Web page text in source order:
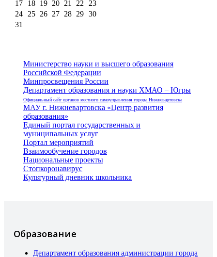
17
18 19 20 21 22
23
24
25 26 27 28 29 30
31
Министерство науки и высшего образования
Российской Федерации
Минпросвещения России
Департамент образования и науки ХМАО – Югры
Официальный сайт органов местного самоуправления города Нижневартовска
МАУ г. Нижневартовска «Центр развития
образования»
Единый портал государственных и
муниципальных услуг
Портал мероприятий
Взаимообучение городов
Национальные проекты
Стопкоронавирус
Культурный дневник школьника
Образование
Департамент образования администрации города